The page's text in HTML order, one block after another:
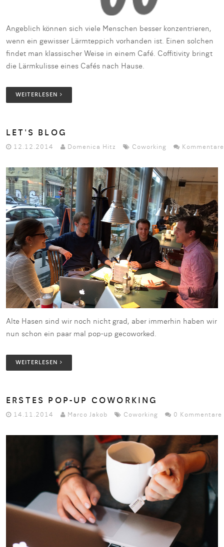
Angeblich können sich viele Menschen besser konzentrieren,
wenn ein gewisser Lärmteppich vorhanden ist. Einen solchen
findet man klassischer Weise in einem Café. Coffitivity bringt
die Lärmkulisse eines Cafés nach Hause.
WEITERLESEN
LET'S BLOG
12.12.2014 Domenica Hitz Coworking Kommentare
Alte Hasen sind wir noch nicht grad, aber immerhin haben wir
nun schon ein paar mal pop-up gecoworked.
WEITERLESEN
ERSTES POP-UP COWORKING
14.11.2014 Marco Jakob Coworking 0 Kommentare